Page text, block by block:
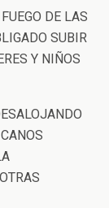
DE LAS
SUBIR
Y NIÑOS